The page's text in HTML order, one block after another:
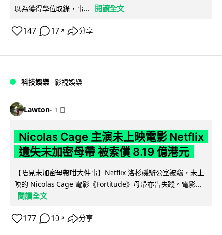
以為獲得學位取錄，事...
閱讀全文
147 17 ↗ 分享
科技娛樂 影視娛樂
Lawton 1 日
Nicolas Cage 主演未上映電影 Netflix
遺失未加密母帶 被索償 8.19 億港元
【唔見未加密母帶咁大件事】Netflix 洛杉磯辦公室被竊，未上
映的 Nicolas Cage 電影《Fortitude》母帶亦告失蹤。電影...
閱讀全文
177 10 ↗ 分享